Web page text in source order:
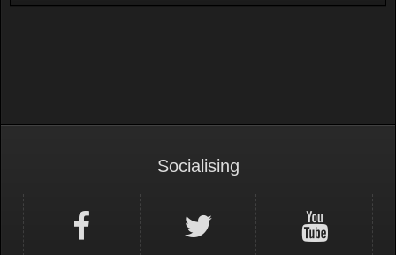
Socialising